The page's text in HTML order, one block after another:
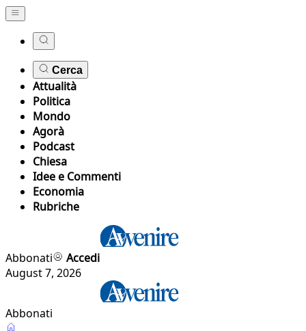
Cerca
Attualità
Politica
Mondo
Agorà
Podcast
Chiesa
Idee e Commenti
Economia
Rubriche
Abbonati
Accedi
August 7, 2026
Abbonati